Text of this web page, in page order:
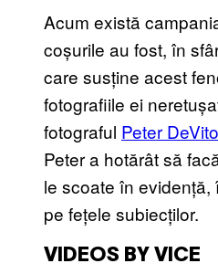
Acum există
coșurile au fost, în
care susține acest
fotografiile ei
fotograful Peter DeVito
Peter a hotărât să
le scoate în evidență,
pe fețele subiecților.
VIDEOS BY VICE